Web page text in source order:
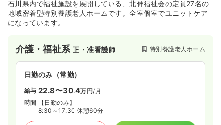
石川県内で福祉施設を展開している、北伸福祉会の定員27名の
地域密着型特別養護老人ホームです。全室個室でユニットケア
になっています。
介護・福祉系正・准看護師 特別養護老人ホーム
日勤のみ（常勤）
給与 22.8〜30.4万円/月
時間
【日勤のみ】
8:30～17:30 休憩60分